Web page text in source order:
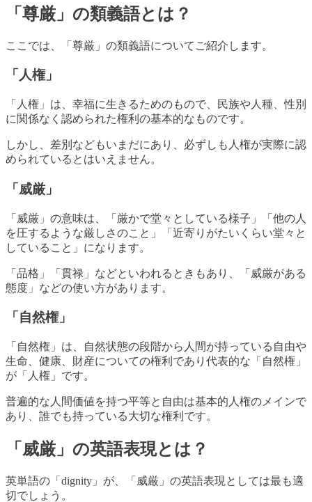
「尊厳」の類義語とは？
ここでは、「尊厳」の類義語についてご紹介します。
「人権」
「人権」は、幸福に生きるためのもので、民族や人種、性別
に関係なく認められた権利の基本的なものです。
しかし、差別などもいまだにあり、必ずしも人権が実際に認
められているとはいえません。
「威厳」
「威厳」の意味は、「厳かで堂々としている様子」「他の人
を圧するような厳しさのこと」「近寄りがたいくらい堂々と
していること」になります。
「品格」「貫禄」などといわれるときもあり、「威厳がある
態度」などの使い方があります。
「自然権」
「自然権」は、自然状態の段階から人間が持っている自由や
生命、健康、財産についての権利であり代表的な「自然権」
が「人権」です。
普遍的な人間価値を持つ平等と自由は基本的人権のメインで
あり、誰でも持っている大切な権利です。
「威厳」の英語表現とは？
英単語の「dignity」が、「威厳」の英語表現としては最も適
切でしょう。